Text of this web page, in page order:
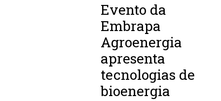
Evento da
Embrapa
Agroenergia
apresenta
tecnologias de
bioenergia